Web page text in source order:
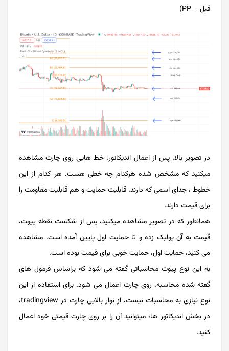
قبل – PP)
در تصویر بالا، پس از اعمال اندیکاتور، خط هایی روی چارت مشاهده
میکنید که مشخص شده هرکدام چه خطی هست. هر کدام از این
خطوط ، جدای اسمی که دارند، قابلیت حمایت و هم قابلیت مقاومت را
برای قیمت دارند.
همانطور که در تصویر مشاهده میکنید، پس از شکست نقطه پیوت،
قیمت به آن پولبک زده و تا حمایت اول پایین آمده است. مشاهده
می کنید، حمایت اول، حمایت خوبی برای قیمت بوده است.
به این نوع پیوت محاسباتی گفته می شود که براساس فرمول های
گفته شده محاسبه، روی چارت اعمال می شود. برای استفاده از این
نوع نیازی به محاسبات نیست، از نوار بالایی چارت در tradingview،
در بخش اندیکاتور ها، میتوانید آن را بر روی چارت قیمتی خود اعمال
کنید.